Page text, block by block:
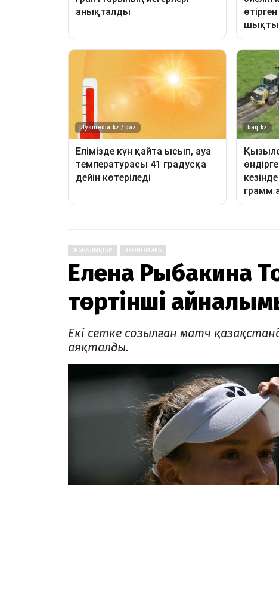
ЖАҢАЛЫҚТАР ЭКОНОМИКА
Елена Рыбакина
төртінші
Екі сетке созылған матч
аяқталды.